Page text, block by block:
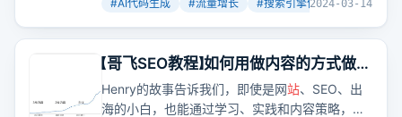
#AI代码生成 #流量增长 #搜索引擎优化 +2
2024-03-14
【哥飞SEO教程】如何用做内容的方式做好
AI工具站
Henry的故事告诉我们，即使是网站、SEO、出
海的小白，也能通过学习、实践和内容策略，在